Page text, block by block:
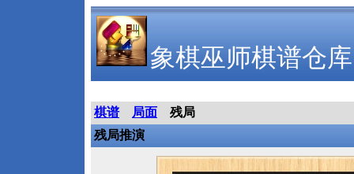
象棋巫师棋谱仓库
棋谱 局面
残局
残局推演